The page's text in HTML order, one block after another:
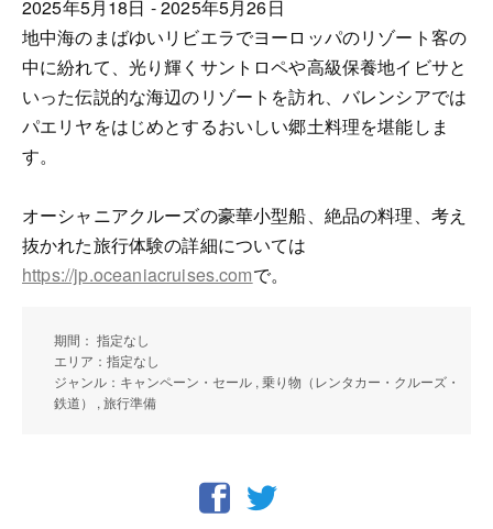
2025年5月18日 - 2025年5月26日
地中海のまばゆいリビエラでヨーロッパのリゾート客の
中に紛れて、光り輝くサントロペや高級保養地イビサと
いった伝説的な海辺のリゾートを訪れ、バレンシアでは
パエリヤをはじめとするおいしい郷土料理を堪能しま
す。
オーシャニアクルーズの豪華小型船、絶品の料理、考え
抜かれた旅行体験の詳細については
https://jp.oceaniacruises.comで。
期間： 指定なし
エリア：指定なし
ジャンル：キャンペーン・セール , 乗り物（レンタカー・クルーズ・
鉄道） , 旅行準備